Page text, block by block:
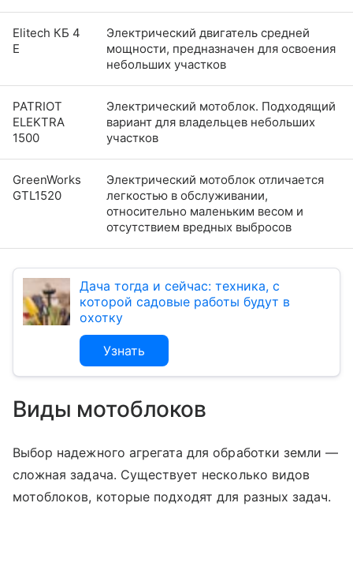
Elitech КБ 4
Е
Электрический двигатель средней
мощности, предназначен для освоения
небольших участков
PATRIOT
ELEKTRA
1500
Электрический мотоблок. Подходящий
вариант для владельцев небольших
участков
GreenWorks
GTL1520
Электрический мотоблок отличается
легкостью в обслуживании,
относительно маленьким весом и
отсутствием вредных выбросов
Дача тогда и сейчас: техника, с
которой садовые работы будут в
охотку
Узнать
Виды мотоблоков
Выбор надежного агрегата для обработки земли —
сложная задача. Существует несколько видов
мотоблоков, которые подходят для разных задач.